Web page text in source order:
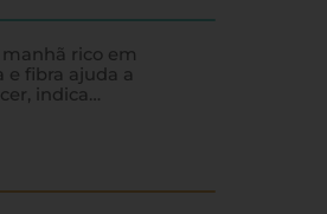
rico em
e fibra ajuda a
indica